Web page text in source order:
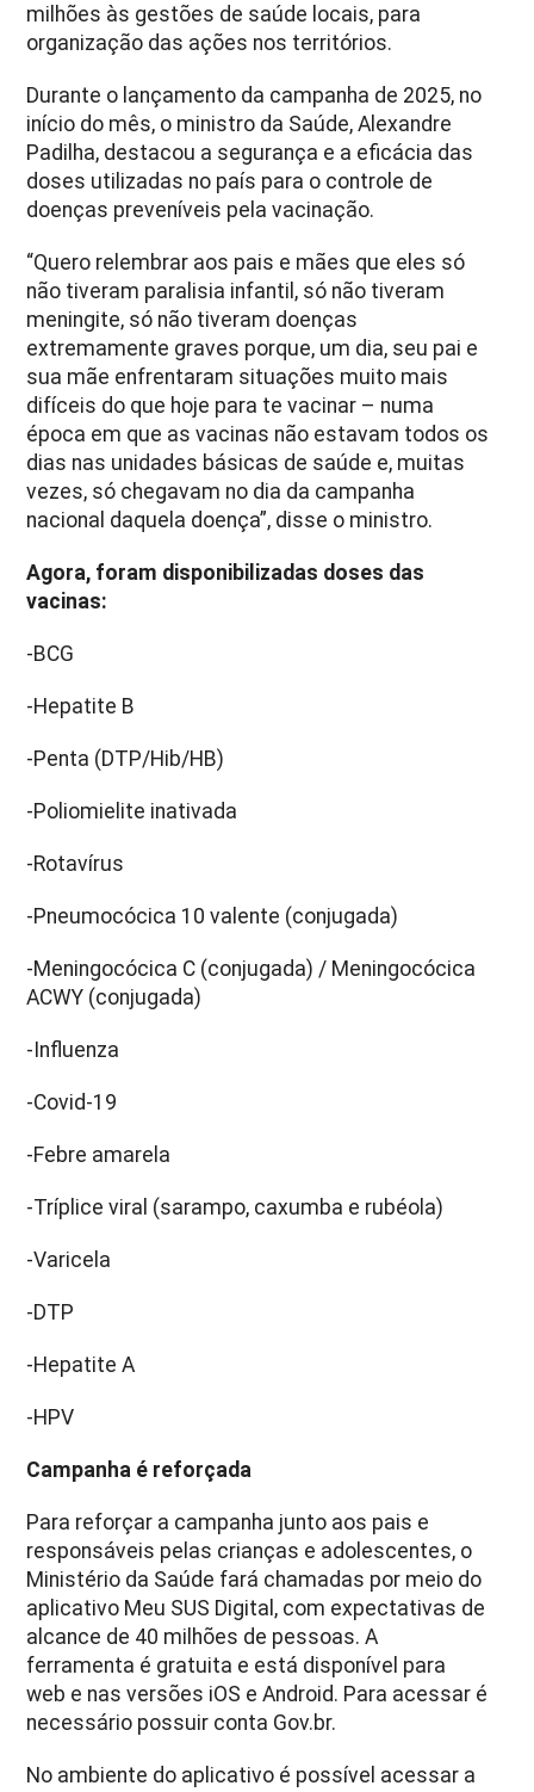
milhões às gestões de saúde locais, para
organização das ações nos territórios.
Durante o lançamento da campanha de 2025, no
início do mês, o ministro da Saúde, Alexandre
Padilha, destacou a segurança e a eficácia das
doses utilizadas no país para o controle de
doenças preveníveis pela vacinação.
“Quero relembrar aos pais e mães que eles só
não tiveram paralisia infantil, só não tiveram
meningite, só não tiveram doenças
extremamente graves porque, um dia, seu pai e
sua mãe enfrentaram situações muito mais
difíceis do que hoje para te vacinar – numa
época em que as vacinas não estavam todos os
dias nas unidades básicas de saúde e, muitas
vezes, só chegavam no dia da campanha
nacional daquela doença”, disse o ministro.
Agora, foram disponibilizadas doses das
vacinas:
-BCG
-Hepatite B
-Penta (DTP/Hib/HB)
-Poliomielite inativada
-Rotavírus
-Pneumocócica 10 valente (conjugada)
-Meningocócica C (conjugada) / Meningocócica
ACWY (conjugada)
-Influenza
-Covid-19
-Febre amarela
-Tríplice viral (sarampo, caxumba e rubéola)
-Varicela
-DTP
-Hepatite A
-HPV
Campanha é reforçada
Para reforçar a campanha junto aos pais e
responsáveis pelas crianças e adolescentes, o
Ministério da Saúde fará chamadas por meio do
aplicativo Meu SUS Digital, com expectativas de
alcance de 40 milhões de pessoas. A
ferramenta é gratuita e está disponível para
web e nas versões iOS e Android. Para acessar é
necessário possuir conta Gov.br.
No ambiente do aplicativo é possível acessar a